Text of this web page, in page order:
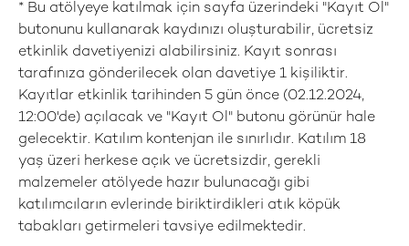
* Bu atölyeye katılmak için sayfa üzerindeki "Kayıt Ol"
butonunu kullanarak kaydınızı oluşturabilir, ücretsiz
etkinlik davetiyenizi alabilirsiniz. Kayıt sonrası
tarafınıza gönderilecek olan davetiye 1 kişiliktir.
Kayıtlar etkinlik tarihinden 5 gün önce (02.12.2024,
12:00'de) açılacak ve "Kayıt Ol" butonu görünür hale
gelecektir. Katılım kontenjan ile sınırlıdır. Katılım 18
yaş üzeri herkese açık ve ücretsizdir, gerekli
malzemeler atölyede hazır bulunacağı gibi
katılımcıların evlerinde biriktirdikleri atık köpük
tabakları getirmeleri tavsiye edilmektedir.